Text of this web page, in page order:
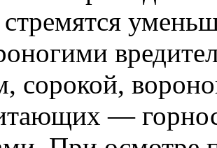
сорокой,
—